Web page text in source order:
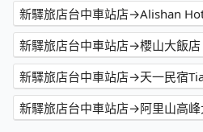
新驛旅店台中車站店→Alishan
新驛旅店台中車站店→櫻山大飯店
新驛旅店台中車站店→天一民宿
新驛旅店台中車站店→阿里山高